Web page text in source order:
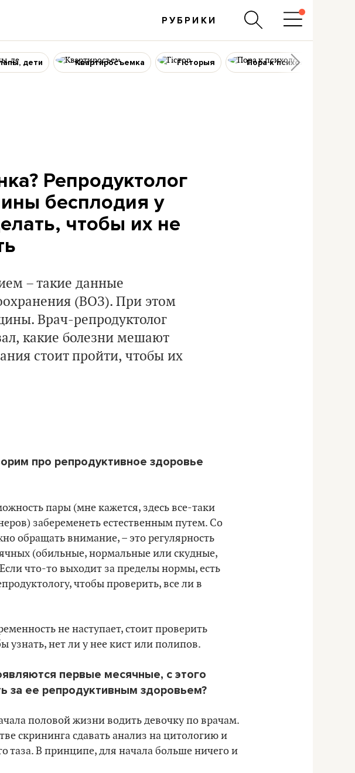
РУБРИКИ
дети Квартиросъемка Гісторыя Пора к психологу
Репродуктолог
бесплодия у
чтобы их не
– такие данные
(ВОЗ). При этом
Врач-репродуктолог
какие болезни мешают
стоит пройти, чтобы их
про репродуктивное здоровье
пары (мне кажется, здесь все-таки
забеременеть естественным путем. Со
обращать внимание, – это регулярность
(обильные, нормальные или скудные,
что-то выходит за пределы нормы, есть
чтобы проверить, все ли в
не наступает, стоит проверить
узнать, нет ли у нее кист или полипов.
первые месячные, с этого
за ее репродуктивным здоровьем?
половой жизни водить девочку по врачам.
скрининга сдавать анализ на цитологию и
таза. В принципе, для начала больше ничего и